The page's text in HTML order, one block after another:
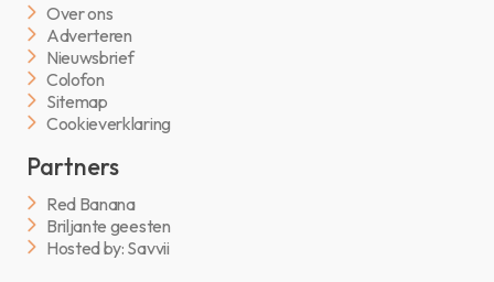
Over ons
Adverteren
Nieuwsbrief
Colofon
Sitemap
Cookieverklaring
Partners
Red Banana
Briljante geesten
Hosted by: Savvii